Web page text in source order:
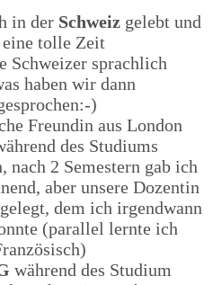
in der Schweiz gelebt und
eine tolle Zeit
Schweizer sprachlich
haben wir dann
)
Freundin aus London
des Studiums
nach 2 Semestern gab ich
aber unsere Dozentin
dem ich irgendwann
(parallel lernte ich
während des Studium